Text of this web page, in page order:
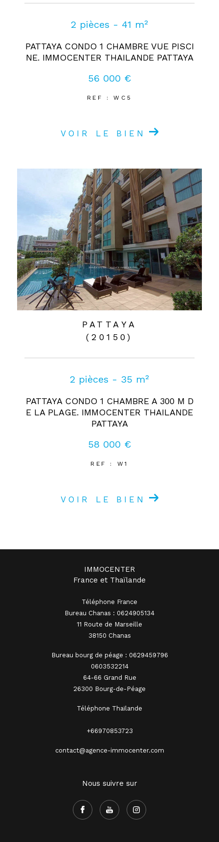
2 pièces - 41 m²
PATTAYA CONDO 1 CHAMBRE VUE PISCI
NE. IMMOCENTER THAILANDE PATTAYA
56 000 €
REF : WC5
VOIR LE BIEN
PATTAYA
(20150)
2 pièces - 35 m²
PATTAYA CONDO 1 CHAMBRE A 300 M D
E LA PLAGE. IMMOCENTER THAILANDE
PATTAYA
58 000 €
REF : W1
VOIR LE BIEN
IMMOCENTER
France et Thaïlande
Téléphone France
Bureau Chanas : 0624905134
11 Route de Marseille
38150 Chanas
Bureau bourg de péage : 0629459796
0603532214
64-66 Grand Rue
26300 Bourg-de-Péage
Téléphone Thaïlande
+66970853723
contact@agence-immocenter.com
Nous suivre sur